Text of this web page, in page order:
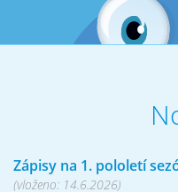
Zápisy na 1. pololetí
(vloženo: 14.6.2026)